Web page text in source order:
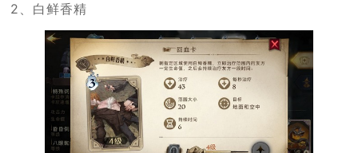
2、白鲜香精